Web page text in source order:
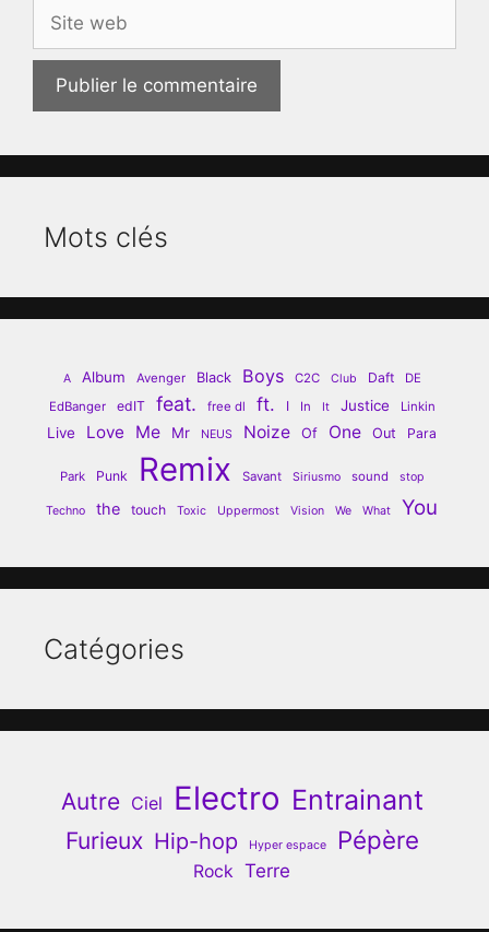
web
Mots clés
A Album Avenger Black Boys C2C Club Daft
DE
EdBanger
edIT feat. free dl ft. I In It Justice Linkin
Live Love Me Mr NEUS Noize Of One Out Para
Park Punk Remix Savant Siriusmo sound stop
Techno the touch Toxic Uppermost Vision We What You
Catégories
Autre Ciel Electro Entrainant
Furieux Hip-hop Hyper espace Pépère
Rock Terre